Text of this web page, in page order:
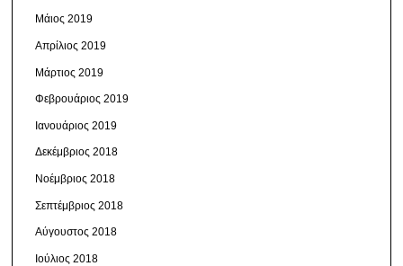
Μάιος 2019
Απρίλιος 2019
Μάρτιος 2019
Φεβρουάριος 2019
Ιανουάριος 2019
Δεκέμβριος 2018
Νοέμβριος 2018
Σεπτέμβριος 2018
Αύγουστος 2018
Ιούλιος 2018